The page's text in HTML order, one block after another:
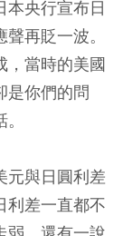
本央行宣布日
再貶一波。
，當時的美國
是你們的問
元與日圓利差
利差一直都不